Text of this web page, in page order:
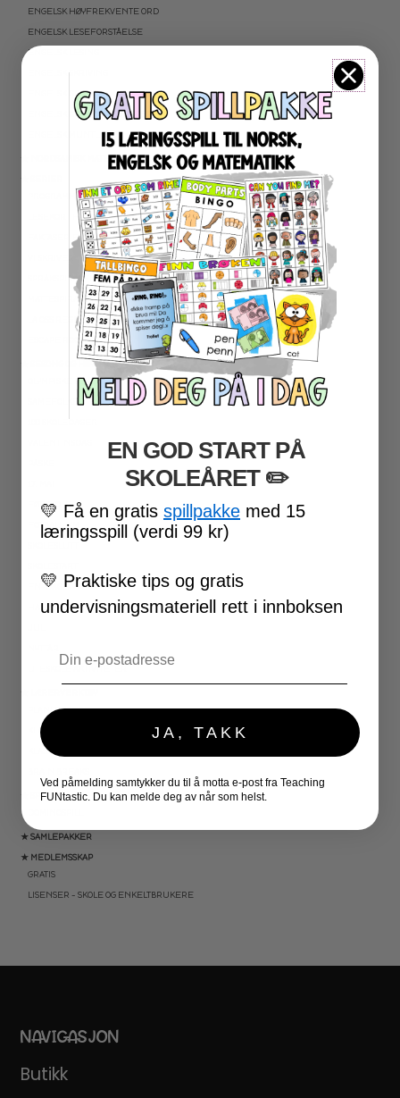
ENGELSK HØYFREKVENTE ORD
ENGELSK LESEFORSTÅELSE
ENGELSK LESING
ENGELSK SKRIVING
ENGELSK GRAMATIKK
ENGELSK ORD- OG BEGREPER
ENGELSK MUNTLIG
★ NORDSAMISK MATERIELL
PROGRAMMERING
LESEKORT FAKTA
FAKTASERIE LESING
SPRÅKSPIRALEN
MATTESPIRALEN
LA OSS REGNE ØVEBØKER
ESCAPE ROOM
★ SESONG OG HØYTIDER
OLYMPISKE LEKER
100 SKOLEDAGER
FØRSKOLE
FOTBALL-VM
FN-DAGEN
HALLOWEEN
UTESKOLE AKTIVITETER
PLANLEGGERE
KLASSEROMSDEKOR
KLASSELEDELSE
★ SPILL
★ SAMLEPAKKER
★ MEDLEMSSKAP
GRATIS
LISENSER – SKOLE OG ENKELTBRUKERE
NAVIGASJON
Butikk
EN GOD START PÅ
SKOLEÅRET​ ✏️
💛 Få en gratis spillpakke med 15
læringsspill (verdi 99 kr)
💛 Praktiske tips og gratis
undervisningsmateriell rett i innboksen
JA, TAKK
Ved påmelding samtykker du til å motta e-post fra Teaching
FUNtastic. Du kan melde deg av når som helst.